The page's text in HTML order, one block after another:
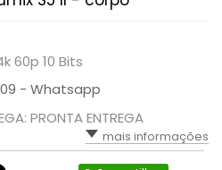
60p 10 Bits
- Whatsapp
PRONTA ENTREGA
mais informações